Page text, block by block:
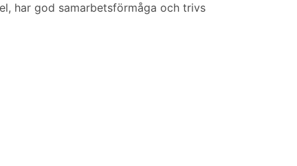
har god samarbetsförmåga och trivs